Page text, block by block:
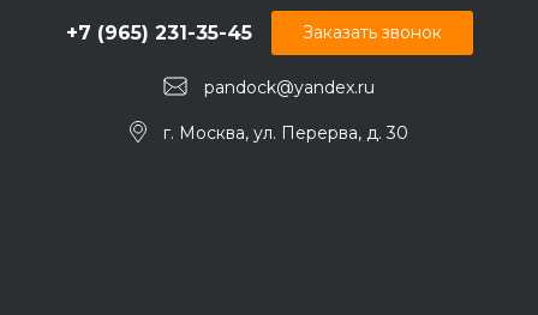
pandock@yandex.ru
+7 (965) 231-35-45
г. Москва, ул. Перерва, д. 30
Заказать звонок